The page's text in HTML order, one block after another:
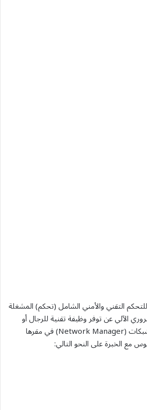
التقني والأمني الشامل (تحكم) المشغلة
الآلي عن توفر وظيفة تقنية للرجال أو
النساء بمسمى مدير الشبكات (Network Manager) في مقرها
مع الخبرة على النحو التالي: